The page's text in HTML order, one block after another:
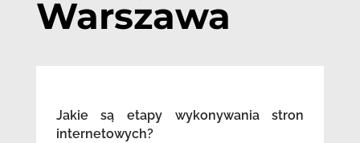
Warszawa
Jakie są etapy wykonywania stron
internetowych?